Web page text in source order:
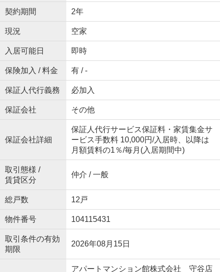
契約期間 2年
現況 空家
入居可能日 即時
保険加入 / 料金 有 / -
保証人代行義務 必加入
保証会社 その他
保証会社詳細
保証人代行サービス保証料・家賃集金サ
ービス手数料 10,000円/入居時、以降は
月額賃料の1％/毎月(入居期間中)
取引態様 /
賃貸区分
仲介 / 一般
総戸数 12戸
物件番号 104115431
取引条件の有効
期限
2026年08月15日
アパートマンション館株式会社 守谷店